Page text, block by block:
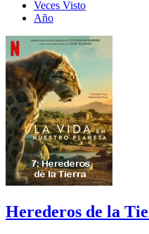
Veces Visto
Año
Herederos de la